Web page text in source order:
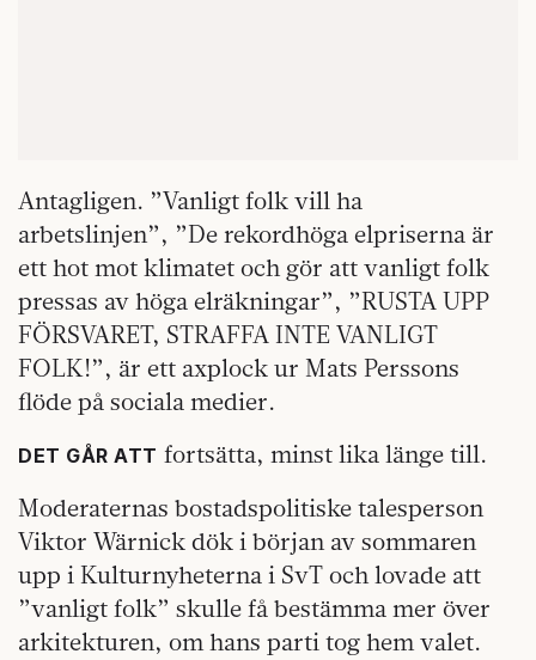
Antagligen. ”Vanligt folk vill ha
arbetslinjen”, ”De rekordhöga elpriserna är
ett hot mot klimatet och gör att vanligt folk
pressas av höga elräkningar”, ”RUSTA UPP
FÖRSVARET, STRAFFA INTE VANLIGT
FOLK!”, är ett axplock ur Mats Perssons
flöde på sociala medier.
DET GÅR ATT fortsätta, minst lika länge till.
Moderaternas bostadspolitiske talesperson
Viktor Wärnick dök i början av sommaren
upp i Kulturnyheterna i SvT och lovade att
”vanligt folk” skulle få bestämma mer över
arkitekturen, om hans parti tog hem valet.